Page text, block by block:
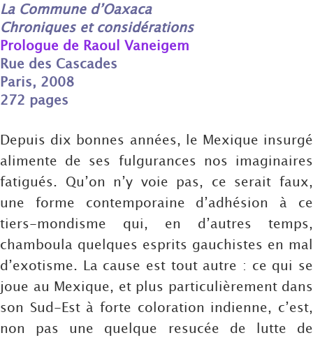
La Commune d’Oaxaca
Chroniques et considérations
Prologue de Raoul Vaneigem
Rue des Cascades
Paris, 2008
272 pages
Depuis dix bonnes années, le Mexique insurgé
alimente de ses fulgurances nos imaginaires
fatigués. Qu’on n’y voie pas, ce serait faux,
une forme contemporaine d’adhésion à ce
tiers-mondisme qui, en d’autres temps,
chamboula quelques esprits gauchistes en mal
d’exotisme. La cause est tout autre : ce qui se
joue au Mexique, et plus particulièrement dans
son Sud-Est à forte coloration indienne, c’est,
non pas une quelque resucée de lutte de